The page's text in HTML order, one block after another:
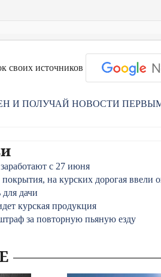
своих источников
И ПОЛУЧАЙ НОВОСТИ
с 27 июня
на курских дорогая ввели
дачи
курская продукция
за повторную пьяную езду